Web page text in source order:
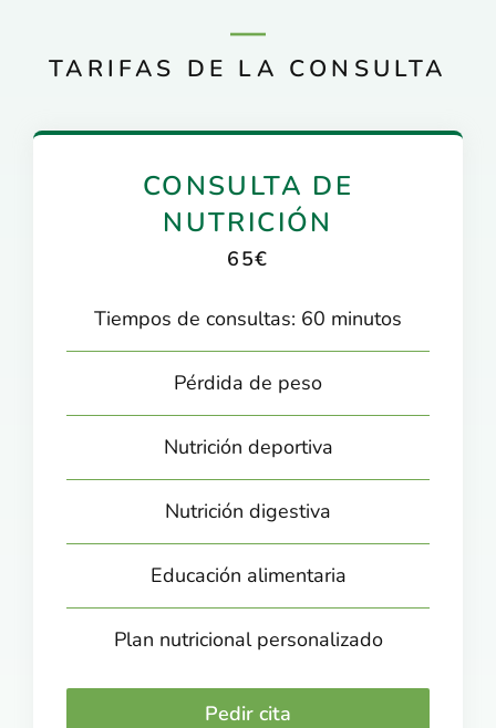
TARIFAS DE LA CONSULTA
CONSULTA DE
NUTRICIÓN
65€
Tiempos de consultas: 60 minutos
Pérdida de peso
Nutrición deportiva
Nutrición digestiva
Educación alimentaria
Plan nutricional personalizado
Pedir cita